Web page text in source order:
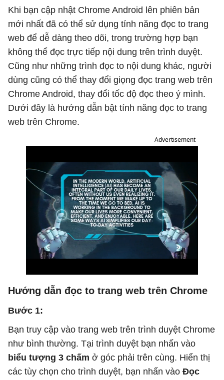
Khi bạn cập nhật Chrome Android lên phiên bản
mới nhất đã có thể sử dụng tính năng đọc to trang
web để dễ dàng theo dõi, trong trường hợp bạn
không thể đọc trực tiếp nội dung trên trình duyệt.
Cũng như những trình đọc to nội dung khác, người
dùng cũng có thể thay đổi giọng đọc trang web trên
Chrome Android, thay đổi tốc độ đọc theo ý mình.
Dưới đây là hướng dẫn bật tính năng đọc to trang
web trên Chrome.
Advertisement
Hướng dẫn đọc to trang web trên Chrome
Bước 1:
Bạn truy cập vào trang web trên trình duyệt Chrome
như bình thường. Tại trình duyệt bạn nhấn vào
biểu tượng 3 chấm ở góc phải trên cùng. Hiển thị
các tùy chọn cho trình duyệt, bạn nhấn vào Đọc